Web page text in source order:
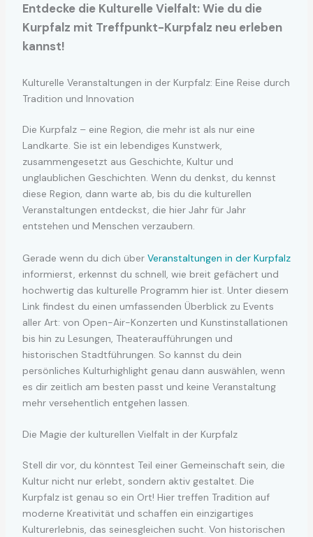
Entdecke die Kulturelle Vielfalt: Wie du die
Kurpfalz mit Treffpunkt-Kurpfalz neu erleben
kannst!
Kulturelle Veranstaltungen in der Kurpfalz: Eine Reise durch
Tradition und Innovation
Die Kurpfalz – eine Region, die mehr ist als nur eine
Landkarte. Sie ist ein lebendiges Kunstwerk,
zusammengesetzt aus Geschichte, Kultur und
unglaublichen Geschichten. Wenn du denkst, du kennst
diese Region, dann warte ab, bis du die kulturellen
Veranstaltungen entdeckst, die hier Jahr für Jahr
entstehen und Menschen verzaubern.
Gerade wenn du dich über Veranstaltungen in der Kurpfalz
informierst, erkennst du schnell, wie breit gefächert und
hochwertig das kulturelle Programm hier ist. Unter diesem
Link findest du einen umfassenden Überblick zu Events
aller Art: von Open-Air-Konzerten und Kunstinstallationen
bis hin zu Lesungen, Theateraufführungen und
historischen Stadtführungen. So kannst du dein
persönliches Kulturhighlight genau dann auswählen, wenn
es dir zeitlich am besten passt und keine Veranstaltung
mehr versehentlich entgehen lassen.
Die Magie der kulturellen Vielfalt in der Kurpfalz
Stell dir vor, du könntest Teil einer Gemeinschaft sein, die
Kultur nicht nur erlebt, sondern aktiv gestaltet. Die
Kurpfalz ist genau so ein Ort! Hier treffen Tradition auf
moderne Kreativität und schaffen ein einzigartiges
Kulturerlebnis, das seinesgleichen sucht. Von historischen